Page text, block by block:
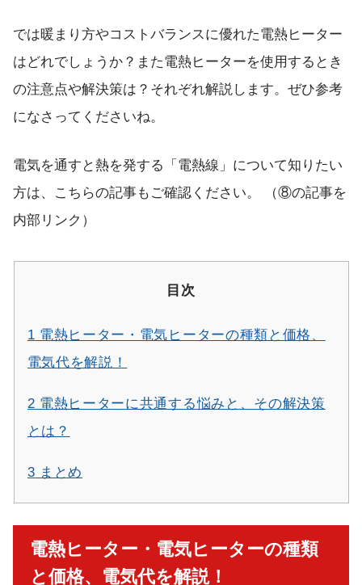
では暖まり方やコストバランスに優れた電熱ヒーター
はどれでしょうか？また電熱ヒーターを使用するとき
の注意点や解決策は？それぞれ解説します。ぜひ参考
になさってくださいね。
電気を通すと熱を発する「電熱線」について知りたい
方は、こちらの記事もご確認ください。 （⑧の記事を
内部リンク）
目次
1 電熱ヒーター・電気ヒーターの種類と価格、
電気代を解説！
2 電熱ヒーターに共通する悩みと、その解決策
とは？
3 まとめ
電熱ヒーター・電気ヒーターの種類
と価格、電気代を解説！